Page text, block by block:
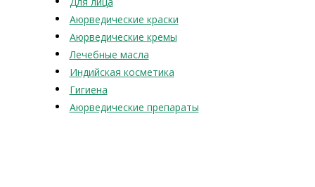
Аюрведические краски
Аюрведические кремы
Лечебные масла
Индийская косметика
Гигиена
Аюрведические препараты